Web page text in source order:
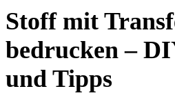
Stoff mit
bedrucken –
und Tipps